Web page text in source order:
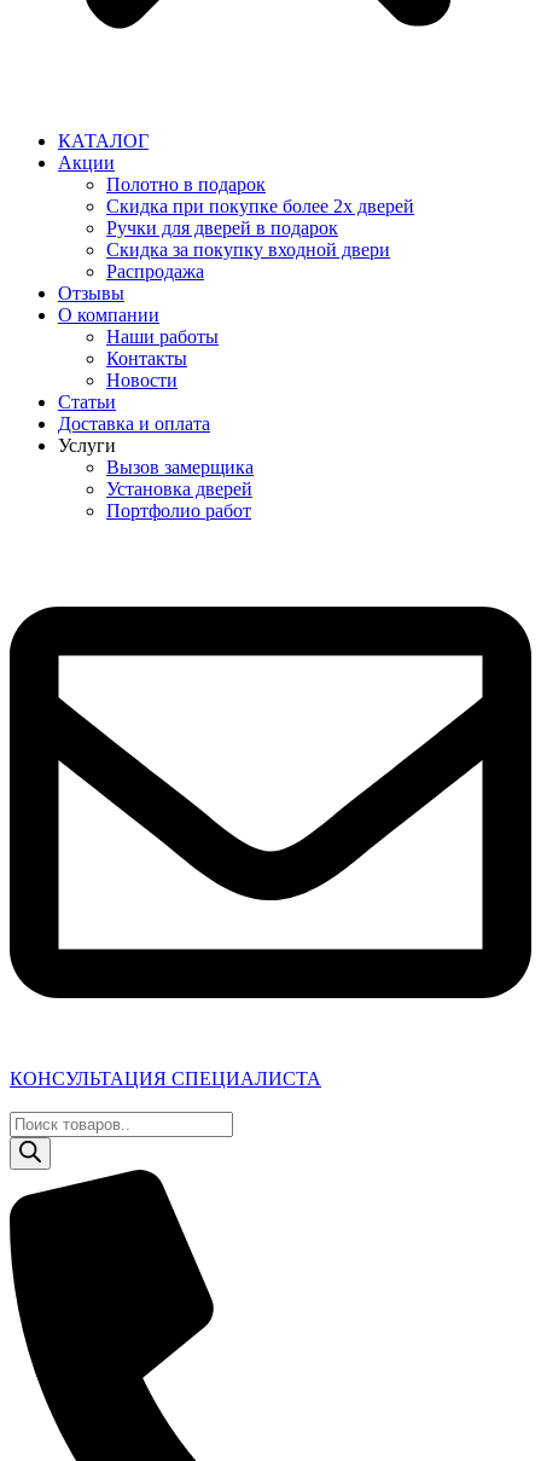
КАТАЛОГ
Акции
Полотно в подарок
Скидка при покупке более 2х дверей
Ручки для дверей в подарок
Скидка за покупку входной двери
Распродажа
Отзывы
О компании
Наши работы
Контакты
Новости
Статьи
Доставка и оплата
Услуги
Вызов замерщика
Установка дверей
Портфолио работ
КОНСУЛЬТАЦИЯ СПЕЦИАЛИСТА
Поиск
товаров